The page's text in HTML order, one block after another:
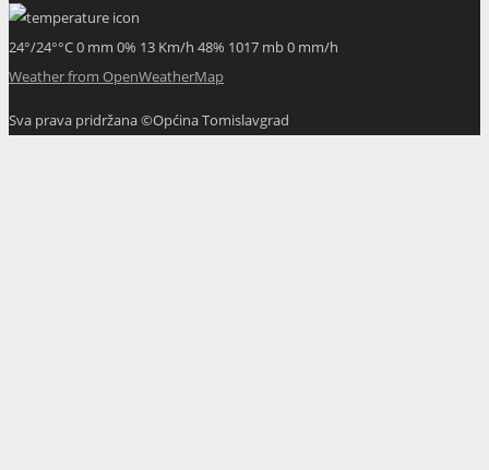
24°/24°°C0 mm 0% 13 Km/h 48% 1017 mb0 mm/h
Weather from OpenWeatherMap
Sva prava pridržana ©Općina Tomislavgrad